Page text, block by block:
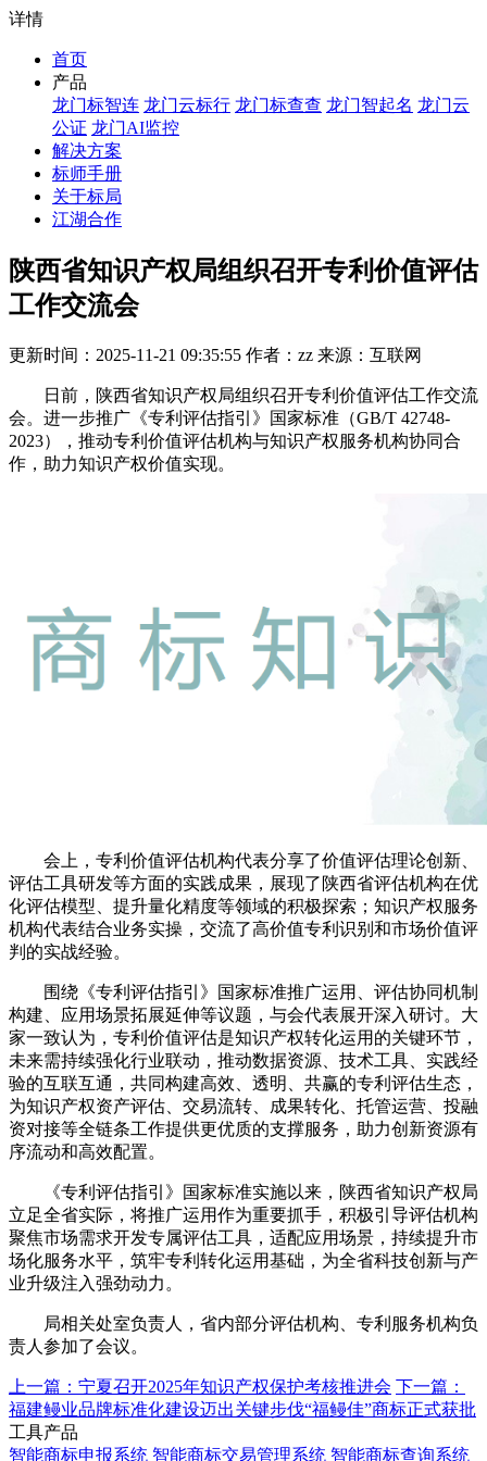
详情
首页
产品
龙门标智连 龙门云标行 龙门标查查 龙门智起名 龙门云
公证 龙门AI监控
解决方案
标师手册
关于标局
江湖合作
陕西省知识产权局组织召开专利价值评估
工作交流会
更新时间：2025-11-21 09:35:55 作者：zz 来源：互联网
日前，陕西省知识产权局组织召开专利价值评估工作交流
会。进一步推广《专利评估指引》国家标准（GB/T 42748-
2023），推动专利价值评估机构与知识产权服务机构协同合
作，助力知识产权价值实现。
会上，专利价值评估机构代表分享了价值评估理论创新、
评估工具研发等方面的实践成果，展现了陕西省评估机构在优
化评估模型、提升量化精度等领域的积极探索；知识产权服务
机构代表结合业务实操，交流了高价值专利识别和市场价值评
判的实战经验。
围绕《专利评估指引》国家标准推广运用、评估协同机制
构建、应用场景拓展延伸等议题，与会代表展开深入研讨。大
家一致认为，专利价值评估是知识产权转化运用的关键环节，
未来需持续强化行业联动，推动数据资源、技术工具、实践经
验的互联互通，共同构建高效、透明、共赢的专利评估生态，
为知识产权资产评估、交易流转、成果转化、托管运营、投融
资对接等全链条工作提供更优质的支撑服务，助力创新资源有
序流动和高效配置。
《专利评估指引》国家标准实施以来，陕西省知识产权局
立足全省实际，将推广运用作为重要抓手，积极引导评估机构
聚焦市场需求开发专属评估工具，适配应用场景，持续提升市
场化服务水平，筑牢专利转化运用基础，为全省科技创新与产
业升级注入强劲动力。
局相关处室负责人，省内部分评估机构、专利服务机构负
责人参加了会议。
上一篇：宁夏召开2025年知识产权保护考核推进会 下一篇：
福建鳗业品牌标准化建设迈出关键步伐“福鳗佳”商标正式获批
工具产品
智能商标申报系统 智能商标交易管理系统 智能商标查询系统